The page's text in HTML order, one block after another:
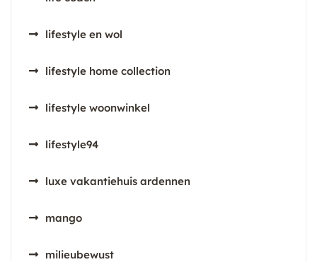
lifestyle en wol
lifestyle home collection
lifestyle woonwinkel
lifestyle94
luxe vakantiehuis ardennen
mango
milieubewust